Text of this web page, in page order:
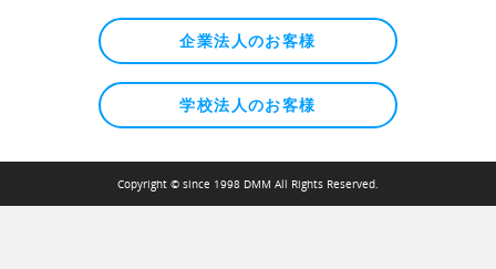
企業法人のお客様
学校法人のお客様
Copyright © since 1998 DMM All Rights Reserved.